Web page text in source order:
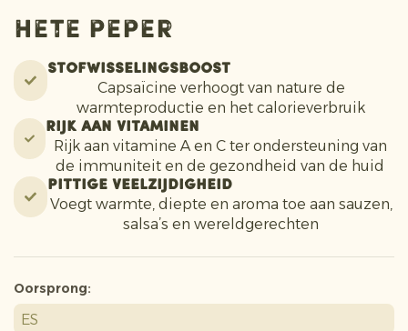
Werken bij Eosta
Hete Peper
Stofwisselingsboost
Capsaïcine verhoogt van nature de
warmteproductie en het calorieverbruik
Rijk aan vitaminen
Rijk aan vitamine A en C ter ondersteuning van
de immuniteit en de gezondheid van de huid
Pittige veelzijdigheid
Voegt warmte, diepte en aroma toe aan sauzen,
salsa’s en wereldgerechten
Oorsprong:
ES